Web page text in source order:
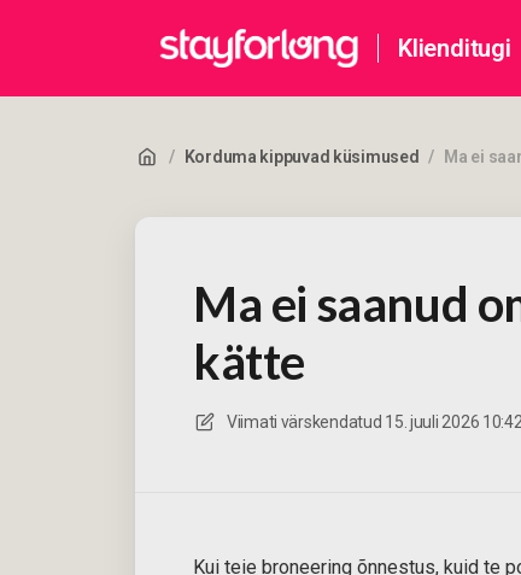
Klienditugi
/ Korduma kippuvad küsimused / Ma ei
Ma ei saanud
kätte
Viimati värskendatud 15. juuli 2026 10:42
Kui teie broneering õnnestus, kuid te